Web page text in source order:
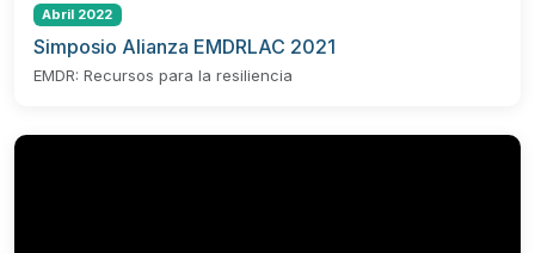
Abril 2022
Simposio Alianza EMDRLAC 2021
EMDR: Recursos para la resiliencia